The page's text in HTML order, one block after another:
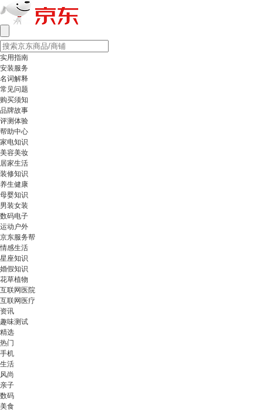
实用指南
安装服务
名词解释
常见问题
购买须知
品牌故事
评测体验
帮助中心
家电知识
美容美妆
居家生活
装修知识
养生健康
母婴知识
男装女装
数码电子
运动户外
京东服务帮
情感生活
星座知识
婚假知识
花草植物
互联网医院
互联网医疗
资讯
趣味测试
精选
热门
手机
生活
风尚
亲子
数码
美食